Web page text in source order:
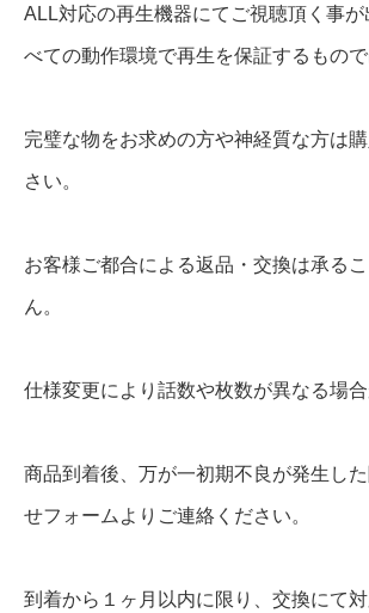
】
全
D
r
個
ALL対応の再生機器にてご視聴頂く事
べての動作環境で再生を保証するもので
完璧な物をお求めの方や神経質な方は
さい。
お客様ご都合による返品・交換は承る
ん。
仕様変更により話数や枚数が異なる場合
商品到着後、万が一初期不良が発生し
せフォームよりご連絡ください。
到着から１ヶ月以内に限り、交換にて